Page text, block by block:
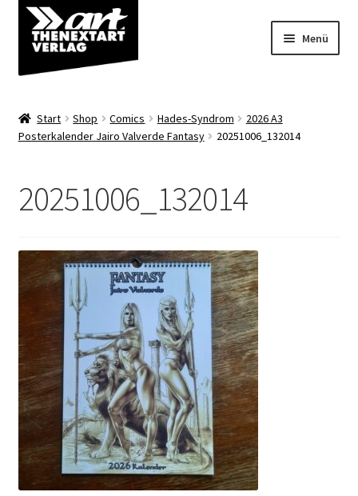
Zur
Navigation
springen
Zum
Inhalt
springen
Menü
Shop
Start Shop Comics Hades-Syndrom
2026 A3
Posterkalender Jairo Valverde Fantasy
20251006_132014
20251006_132014